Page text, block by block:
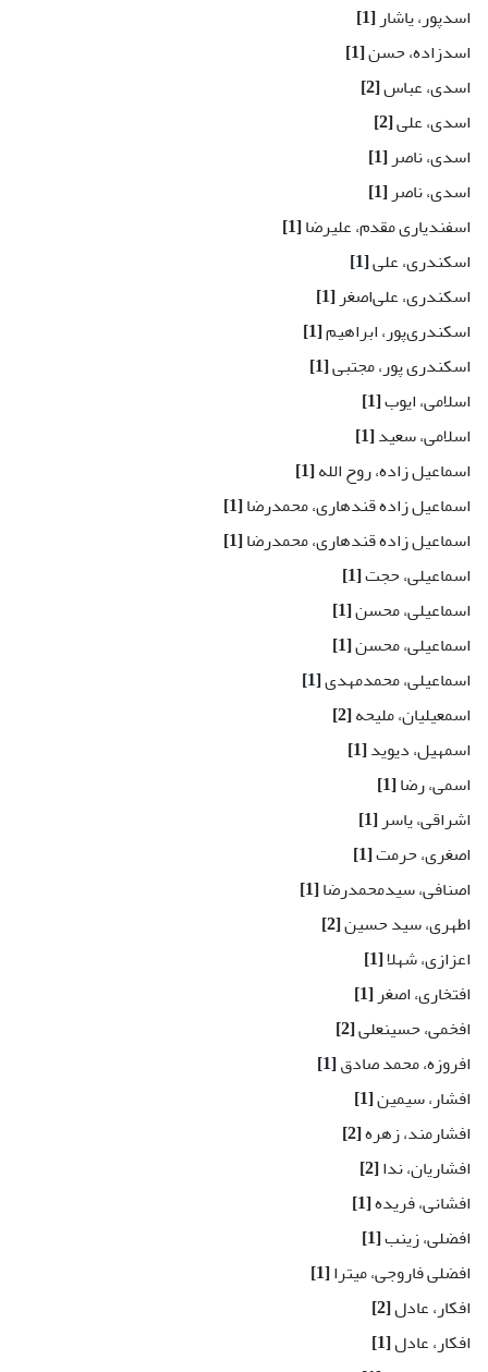
اسدپور، یاشار[1]
اسدزاده، حسن[1]
اسدی، عباس[2]
اسدی، علی[2]
اسدی، ناصر[1]
اسدی، ناصر[1]
اسفندیاری مقدم، علیرضا[1]
اسکندری، علی[1]
اسکندری، علی‌اصغر[1]
اسکندری‌پور، ابراهیم[1]
اسکندری پور، مجتبی[1]
اسلامی، ایوب[1]
اسلامی، سعید[1]
اسماعیل زاده، روح الله[1]
اسماعیل زاده قندهاری، محمدرضا[1]
اسماعیل زاده قندهاری، محمدرضا[1]
اسماعیلی، حجت[1]
اسماعیلی، محسن[1]
اسماعیلی، محسن[1]
اسماعیلی، محمدمهدی[1]
اسمعیلیان، ملیحه[2]
اسمهیل، دیوید[1]
اسمی، رضا[1]
اشراقی، یاسر[1]
اصغری، حرمت[1]
اصنافی، سیدمحمدرضا[1]
اطهری، سید حسین[2]
اعزازی، شهلا[1]
افتخاری، اصغر[1]
افخمی، حسینعلی[2]
افروزه، محمد صادق[1]
افشار، سیمین[1]
افشارمند، زهره[2]
افشاریان، ندا[2]
افشانی، فریده[1]
افضلی، زینب[1]
افضلی فاروجی، میترا[1]
افکار، عادل[2]
افکار، عادل[1]